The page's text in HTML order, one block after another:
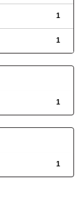
1
1
1
1